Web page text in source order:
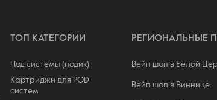
ТОП КАТЕГОРИИ
Под системы (подик)
Картриджи для POD
систем
РЕГИОНАЛЬНЫЕ
Вейп шоп в Белой
Вейп шоп в Виннице